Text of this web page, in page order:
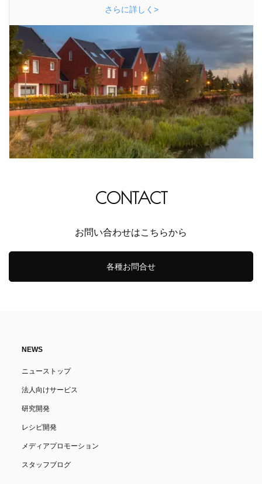
さらに詳しく>
CONTACT
お問い合わせはこちらから
各種お問合せ
NEWS
ニューストップ
法人向けサービス
研究開発
レシピ開発
メディアプロモーション
スタッフブログ